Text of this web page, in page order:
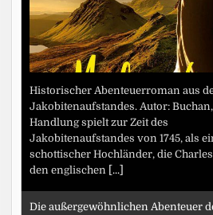
Historischer Abenteuerroman aus
Jakobitenaufstandes. Autor:
Handlung spielt zur Zeit des
Jakobitenaufstandes von 1745, als
schottischer Hochländer, die
den englischen [...]
Die außergewöhnlichen Abenteuer